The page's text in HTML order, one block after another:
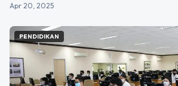
Apr 20, 2025
PENDIDIKAN